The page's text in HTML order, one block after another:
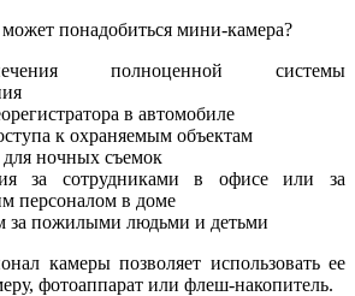
понадобиться мини-камера?
полноценной системы
в автомобиле
к охраняемым объектам
для ночных съемок
за сотрудниками в офисе или за
персоналом в доме
за пожилыми людьми и детьми
камеры позволяет использовать ее
фотоаппарат или флеш-накопитель.